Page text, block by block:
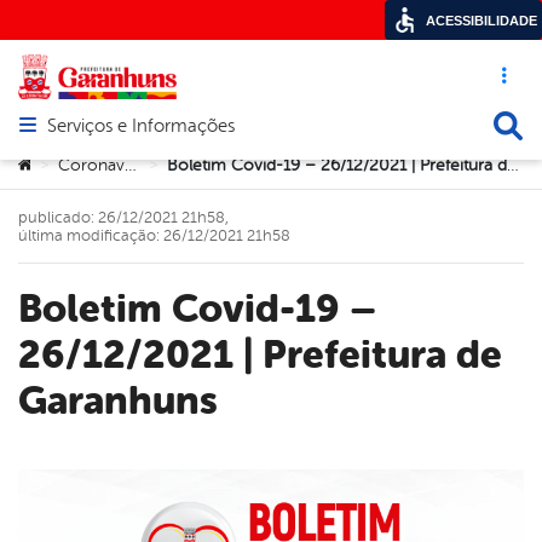
Acesso
Abrir menu principal de navegação
Serviços e Informações
Você está aqui:
> Coronavírus > Boletim Covid-19 – 26/12/2021 | Prefeitura de Garanhuns
Boletim Covid-19 –
26/12/2021 | Prefeitura de
Garanhuns
publicado: 26/12/2021 21h58,
última modificação: 26/12/2021 21h58
ACESSIBILIDADE